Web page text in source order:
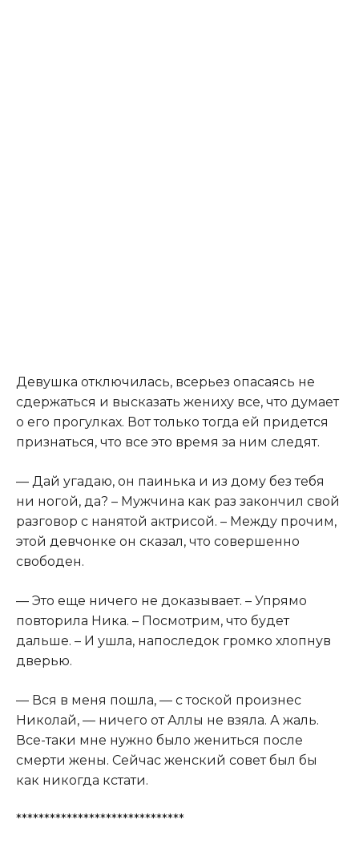
Девушка отключилась, всерьез опасаясь не
сдержаться и высказать жениху все, что думает
о его прогулках. Вот только тогда ей придется
признаться, что все это время за ним следят.
— Дай угадаю, он паинька и из дому без тебя
ни ногой, да? – Мужчина как раз закончил свой
разговор с нанятой актрисой. – Между прочим,
этой девчонке он сказал, что совершенно
свободен.
— Это еще ничего не доказывает. – Упрямо
повторила Ника. – Посмотрим, что будет
дальше. – И ушла, напоследок громко хлопнув
дверью.
— Вся в меня пошла, — с тоской произнес
Николай, — ничего от Аллы не взяла. А жаль.
Все-таки мне нужно было жениться после
смерти жены. Сейчас женский совет был бы
как никогда кстати.
******************************